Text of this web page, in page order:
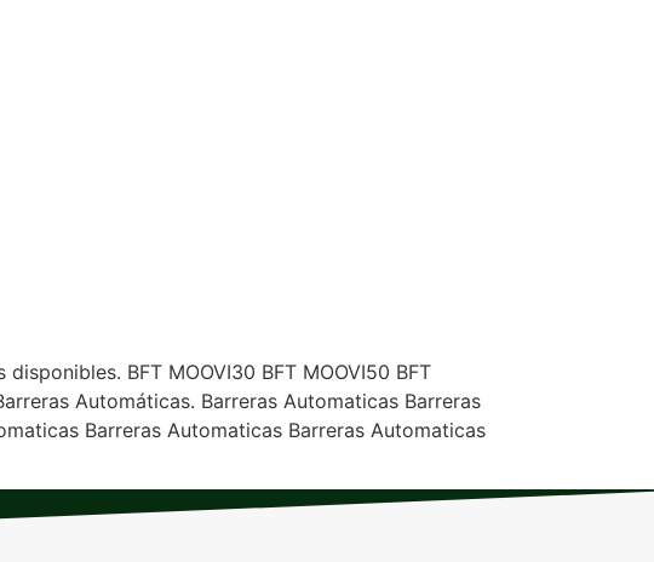
BFT MOOVI30 BFT MOOVI50 BFT
Automáticas. Barreras Automaticas Barreras
Barreras Automaticas Barreras Automaticas